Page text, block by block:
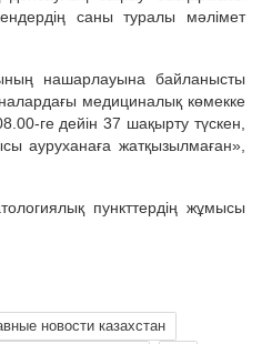
саны туралы мәлімет
нашарлауына байланысты
медициналық көмекке
ге дейін 37 шақырту түскен,
ауруханаға жатқызылмаған»,
пункттердің жұмысы
новости казахстан